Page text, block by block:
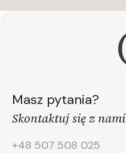
Masz pytania?
Skontaktuj się z nami
+48 507 508 025